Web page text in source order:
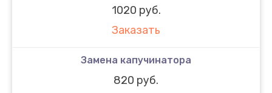
1020 руб.
Заказать
Замена капучинатора
820 руб.